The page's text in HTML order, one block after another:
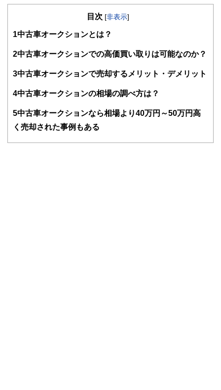
知識がない方でも理解できるようわかりやすく発信していま
得者を中心に「お金や暮らし」に関する書籍・雑誌の編集経
験者で構成され、企画立案から記事掲載まですべての工程に
護士、税理士、宅地建物取引士、相続診断士、住宅ローンア
士、行政書士、投資アナリスト、キャリアコンサルタントな
かしく感じられる年金や税金、相続、保険、ローンなどの話
目次 [非表示]
1 中古車オークションとは？
2中古車オークションでの高価買い取りは可能なのか？
3中古車オークションで売却するメリット・デメリット
4中古車オークションの相場の調べ方は？
5中古車オークションなら相場より40万円～50万円高
く売却された事例もある